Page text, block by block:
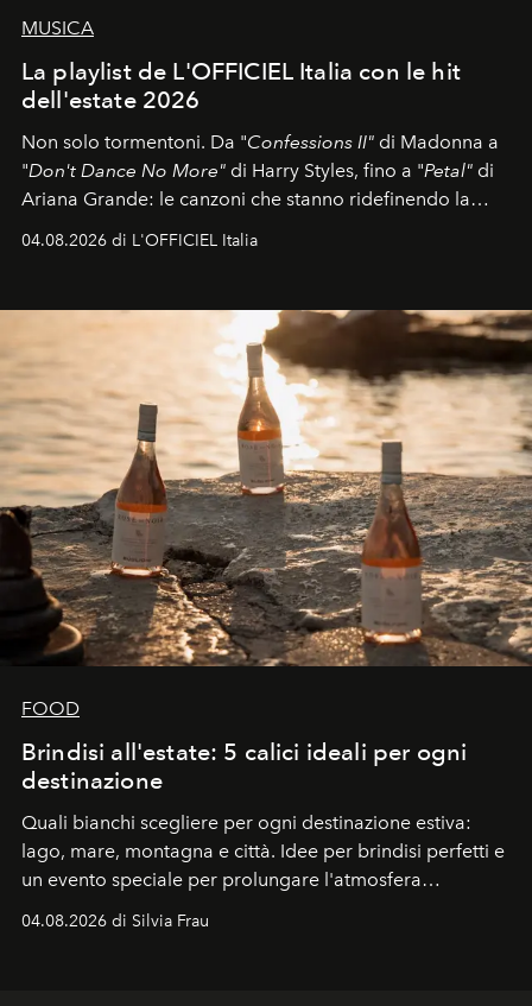
MUSICA
La playlist de L'OFFICIEL Italia con le hit
dell'estate 2026
Non solo tormentoni. Da "Confessions II" di Madonna a
"Don't Dance No More" di Harry Styles, fino a "Petal" di
Ariana Grande: le canzoni che stanno ridefinendo la
colonna sonora della stagione.
04.08.2026 di L'OFFICIEL Italia
FOOD
Brindisi all'estate: 5 calici ideali per ogni
destinazione
Quali bianchi scegliere per ogni destinazione estiva:
lago, mare, montagna e città. Idee per brindisi perfetti e
un evento speciale per prolungare l'atmosfera
04.08.2026 di Silvia Frau